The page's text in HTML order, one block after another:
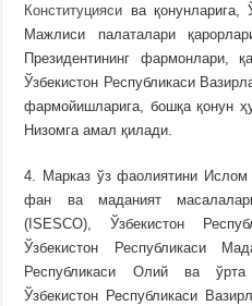
Конституцияси ва қонунларига,
Мажлиси палаталари
Президентининг фармонлари,
Ўзбекистон Республикаси
фармойишларига, бошқа қонун
Низомга амал қилади.
4. Марказ ўз фаолиятини Ислом
фан ва маданият
(ISESCO), Ўзбекистон
Ўзбекистон Республикаси
Республикаси Олий ва
Ўзбекистон Республикаси